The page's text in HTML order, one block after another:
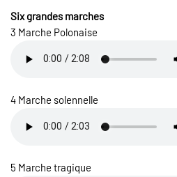
Six grandes marches
3 Marche Polonaise
4 Marche solennelle
5 Marche tragique